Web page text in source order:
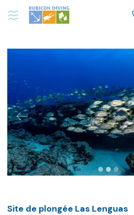
Previous
Site de plongée Las Lenguas